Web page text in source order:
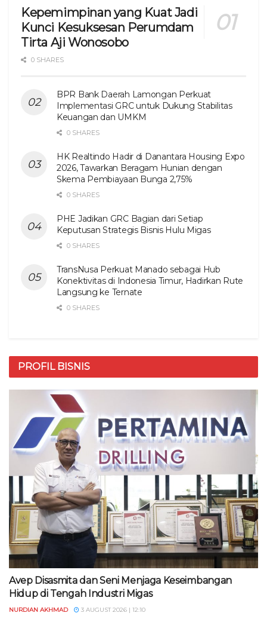
Kepemimpinan yang Kuat Jadi
Kunci Kesuksesan Perumdam
Tirta Aji Wonosobo
0 SHARES
BPR Bank Daerah Lamongan Perkuat
Implementasi GRC untuk Dukung Stabilitas
Keuangan dan UMKM
0 SHARES
HK Realtindo Hadir di Danantara Housing Expo
2026, Tawarkan Beragam Hunian dengan
Skema Pembiayaan Bunga 2,75%
0 SHARES
PHE Jadikan GRC Bagian dari Setiap
Keputusan Strategis Bisnis Hulu Migas
0 SHARES
TransNusa Perkuat Manado sebagai Hub
Konektivitas di Indonesia Timur, Hadirkan Rute
Langsung ke Ternate
0 SHARES
PROFIL BISNIS
Avep Disasmita dan Seni Menjaga Keseimbangan
Hidup di Tengah Industri Migas
NURDIAN AKHMAD 3 AUGUST 2026 | 12:10